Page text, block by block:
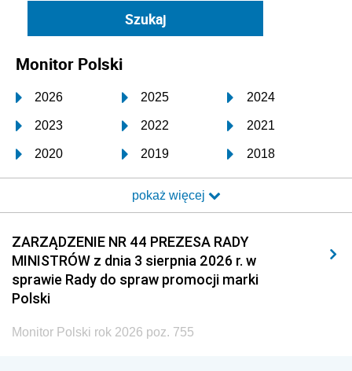
Monitor Polski
2026 2025 2024
2023 2022 2021
2020 2019 2018
2017 2016 2015
2014 2013 2012
2011 2010 2009
2008 2007 2006
2005
pokaż więcej
ZARZĄDZENIE NR 44 PREZESA RADY
MINISTRÓW z dnia 3 sierpnia 2026 r. w
sprawie Rady do spraw promocji marki
Polski
Monitor Polski rok 2026 poz. 755